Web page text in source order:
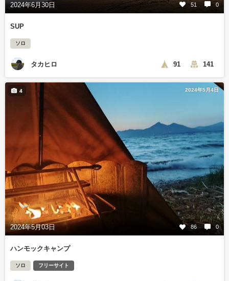
2024年6月30日 51 0
SUP
ソロ
タカヒロ 91 141
2024年5月4日
2024年5月03日 86 0
4
ハンモックキャンプ
ソロ フリーサイト